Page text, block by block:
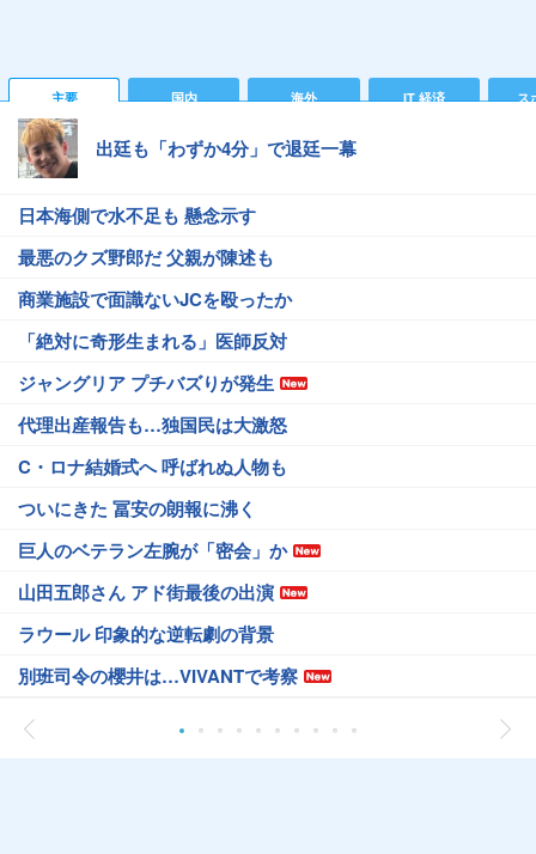
主要 国内 海外 IT 経済 ス
出廷も「わずか4分」で退廷一幕
日本海側で水不足も 懸念示す
最悪のクズ野郎だ 父親が陳述も
商業施設で面識ないJCを殴ったか
「絶対に奇形生まれる」医師反対
ジャングリア プチバズりが発生
代理出産報告も…独国民は大激怒
C・ロナ結婚式へ 呼ばれぬ人物も
ついにきた 冨安の朗報に沸く
巨人のベテラン左腕が「密会」か
山田五郎さん アド街最後の出演
ラウール 印象的な逆転劇の背景
別班司令の櫻井は…VIVANTで考察